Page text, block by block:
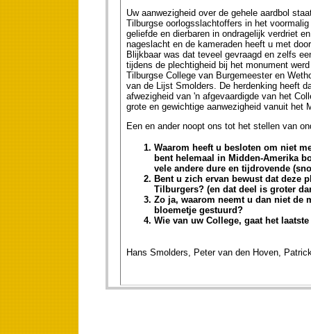
Uw aanwezigheid over de gehele aardbol
Tilburgse oorlogsslachtoffers in het
geliefde en dierbaren in ondragelijk verdriet
nageslacht en de kameraden heeft u met
Blijkbaar was dat teveel gevraagd en zelfs
tijdens de plechtigheid bij het monument
Tilburgse College van Burgemeester en
van de Lijst Smolders. De herdenking heeft
afwezigheid van 'n afgevaardigde van het
grote en gewichtige aanwezigheid vanuit het
Een en ander noopt ons tot het stellen van
Waarom heeft u besloten om niet
bent helemaal in Midden-Amerika
vele andere dure en tijdrovende
Bent u zich ervan bewust dat deze
Tilburgers? (en dat deel is groter
Zo ja, waarom neemt u dan niet de
bloemetje gestuurd?
Wie van uw College, gaat het
Hans Smolders, Peter van den Hoven,